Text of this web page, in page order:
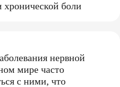
хронической боли
нервной
мире часто
с ними, что